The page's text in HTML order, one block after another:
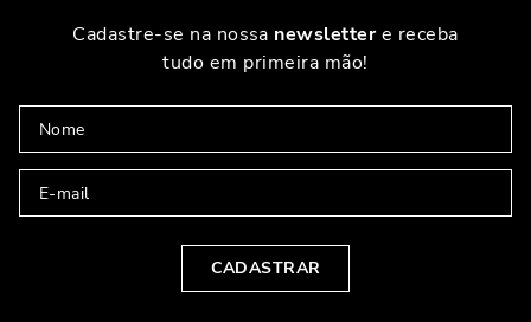
Cadastre-se na nossa newslettere receba
tudo em primeira mão!
CADASTRAR